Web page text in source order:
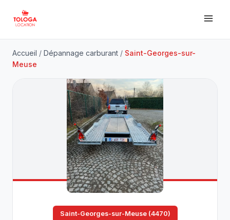
Accueil / Dépannage carburant / Saint-Georges-sur-
Meuse
Saint-Georges-sur-Meuse (4470)